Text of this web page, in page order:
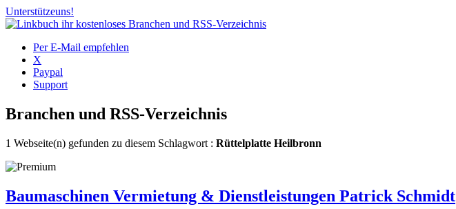
Unterstützeuns!
Per E-Mail empfehlen
X
Paypal
Support
Branchen und RSS-Verzeichnis
1 Webseite(n) gefunden zu diesem Schlagwort : Rüttelplatte Heilbronn
Baumaschinen Vermietung & Dienstleistungen Patrick Schmidt